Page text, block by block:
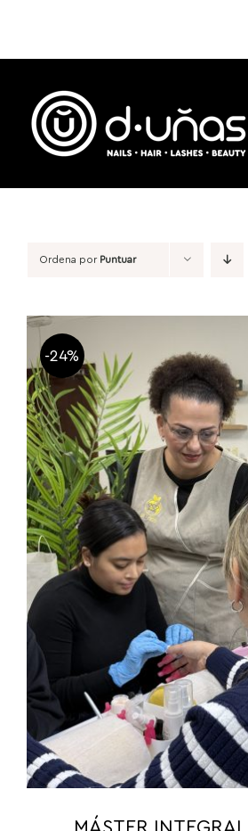
contenido
Ordena por Puntuar
-24%